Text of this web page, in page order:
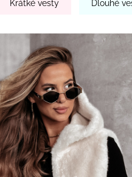
Krátké vesty Dlouhé